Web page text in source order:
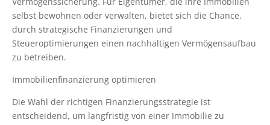
selbst bewohnen oder verwalten, bietet sich die Chance,
durch strategische Finanzierungen und
Steueroptimierungen einen nachhaltigen Vermögensaufbau
zu betreiben.
Immobilienfinanzierung optimieren
Die Wahl der richtigen Finanzierungsstrategie ist
entscheidend, um langfristig von einer Immobilie zu